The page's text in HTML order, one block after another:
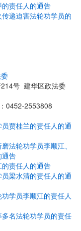
责任人的通告
递迫害法轮功学员的
号 建华区政法委
0452-2553808
贾桂兰的责任人的通
法轮功学员李顺江、
通告
责任人的通告
梁水清的责任人的通
学员李顺江的责任人
名法轮功学员的责任